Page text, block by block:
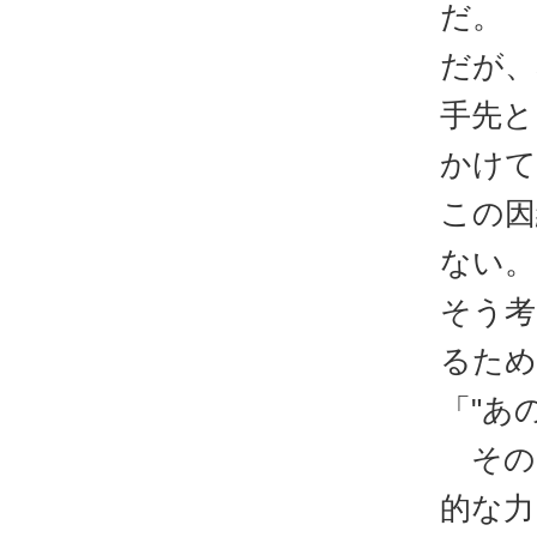
だ。
だが
手先
かけ
この
ない。
そう
るた
「"
その
的な